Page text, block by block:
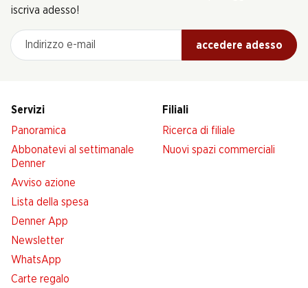
iscriva adesso!
Indirizzo e-mail
accedere adesso
Servizi
Panoramica
Abbonatevi al settimanale
Denner
Avviso azione
Lista della spesa
Denner App
Newsletter
WhatsApp
Carte regalo
Filiali
Ricerca di filiale
Nuovi spazi commerciali